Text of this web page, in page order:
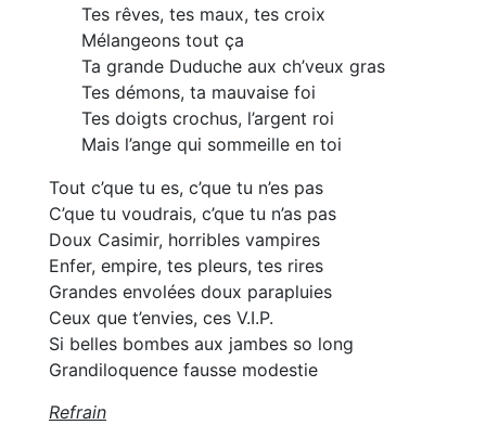
Tes rêves, tes maux, tes croix
Mélangeons tout ça
Ta grande Duduche aux ch’veux gras
Tes démons, ta mauvaise foi
Tes doigts crochus, l’argent roi
Mais l’ange qui sommeille en toi
Tout c’que tu es, c’que tu n’es pas
C’que tu voudrais, c’que tu n’as pas
Doux Casimir, horribles vampires
Enfer, empire, tes pleurs, tes rires
Grandes envolées doux parapluies
Ceux que t’envies, ces V.I.P.
Si belles bombes aux jambes so long
Grandiloquence fausse modestie
Refrain